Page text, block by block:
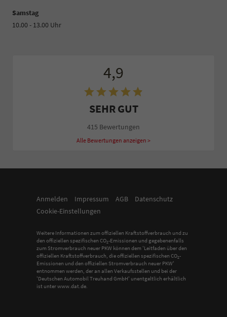
Samstag
10.00 - 13.00 Uhr
4,9
SEHR GUT
415 Bewertungen
Alle Bewertungen anzeigen >
Anmelden Impressum AGB
Datenschutz
Cookie-Einstellungen
Weitere Informationen zum offiziellen Kraftstoffverbrauch und zu
den offiziellen spezifischen CO2-Emissionen und gegebenenfalls
zum Stromverbrauch neuer PKW können dem 'Leitfaden über den
offiziellen Kraftstoffverbrauch, die offiziellen spezifischen CO2-
Emissionen und den offiziellen Stromverbrauch neuer PKW'
entnommen werden, der an allen Verkaufsstellen und bei der
'Deutschen Automobil Treuhand GmbH' unentgeltlich erhältlich
ist unter www.dat.de.